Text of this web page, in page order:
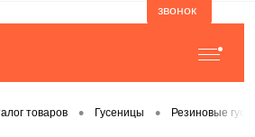
звонок
товаров • Гусеницы • Резиновые